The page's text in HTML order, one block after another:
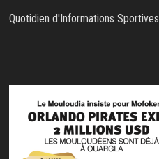
Quotidien d'Informations Sportives